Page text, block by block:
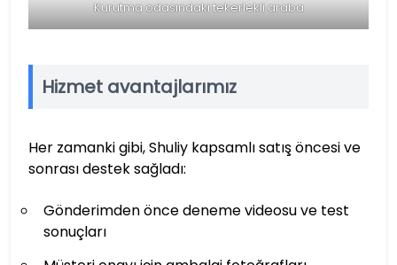
Kurutma odasındaki tekerlekli araba
Hizmet avantajlarımız
Her zamanki gibi, Shuliy kapsamlı satış öncesi ve
sonrası destek sağladı:
Gönderimden önce deneme videosu ve test
sonuçları